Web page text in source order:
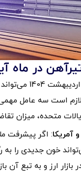
در ماه
تغییرات
است سه عامل
متحده، میزان
آمریکا: اگر پیشرفت
خون جدیدی را به
ارز و به تبع آن